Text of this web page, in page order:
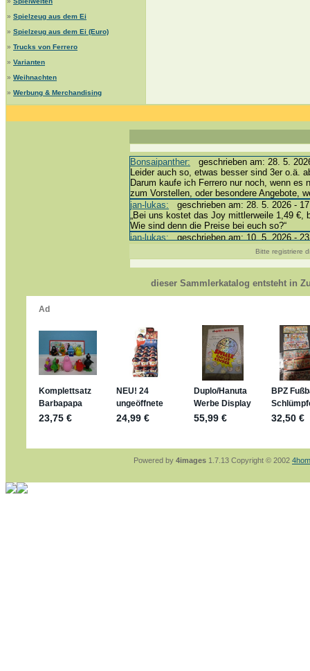
» Spielzeug aus dem Ei
» Spielzeug aus dem Ei (Euro)
» Trucks von Ferrero
» Varianten
» Weihnachten
» Werbung & Merchandising
Bonsaipanther: geschrieben am: 28. 5.
Leider auch so, etwas besser sind 3er o.ä.
Darum kaufe ich Ferrero nur noch, wenn es
zum Vorstellen, oder besondere Angebote,
jan-lukas: geschrieben am: 28. 5. 2026 -
„Bei uns kostet das Joy mittlerweile 1,49 €,
Wie sind denn die Preise bei euch so?“
jan-lukas:geschrieben am: 10. 5. 2026 -
Bonsaipanther:geschrieben am: 10. 5.
@ Harald
https://www.ue-ei-portal-
Dein Enkel sollte zur Strafe die nächsten 3
Für die Figuren VC307, 310, 318 und 326
mein Enkel hat die leider weggeworfen
jan-lukas:
geschrieben am: 29. 4. 2026 -
https://www.ferrero-
sammelspass.de/einladung/
jan-lukas:
geschrieben am: 28. 4. 2026 -
stimmt, jetzt fällt es mir auch ein
*Bussi*
geschrieben am: 28. 4.
So habe ich das in Erinnerung ... oder?
jan-lukas:geschrieben am: 28. 4. 2026 -
Bitte registriere
dieser Sammlerkatalog entsteht in
Powered by 4images 1.7.13 Copyright © 2002